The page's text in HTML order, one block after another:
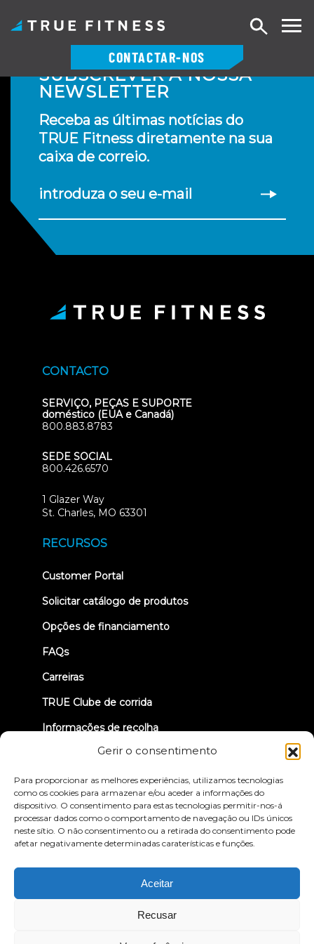
Gerir o consentimento
Para proporcionar as melhores experiências, utilizamos tecnologias
como os cookies para armazenar e/ou aceder a informações do
dispositivo. O consentimento para estas tecnologias permitir-nos-á
processar dados como o comportamento de navegação ou IDs únicos
neste sítio. O não consentimento ou a retirada do consentimento pode
afetar negativamente determinadas caraterísticas e funções.
Aceitar
Recusar
conteúdo
CONTACTAR-NOS
Pesquisar
SUBSCREVER A NOSSA
NEWSLETTER
Receba as últimas notícias do
TRUE Fitness diretamente na sua
caixa de correio.
introduza o seu e-mail
CONTACTO
SERVIÇO, PEÇAS E SUPORTE
doméstico (EUA e Canadá)
800.883.8783
SEDE SOCIAL
800.426.6570
1 Glazer Way
St. Charles, MO 63301
RECURSOS
Customer Portal(opens
new
Solicitar catálogo de produtos
Opções de financiamento
FAQs
Carreiras
TRUE Clube de corrida
Informações de recolha
© 2026 True Fitness. All Rights Reserved
Política de privacidade
Termos e condições
Declaração de acessibilidade